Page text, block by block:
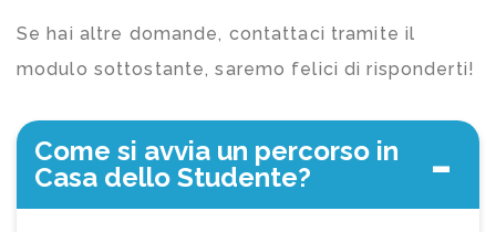
Se hai altre domande, contattaci tramite il
modulo sottostante, saremo felici di risponderti!
Come si avvia un percorso in
Casa dello Studente?